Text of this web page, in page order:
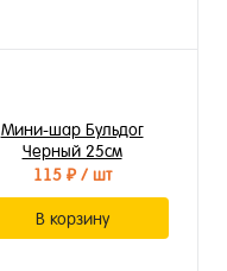
Мини-шар Бульдог
Черный 25см
115 ₽/ шт
В корзину